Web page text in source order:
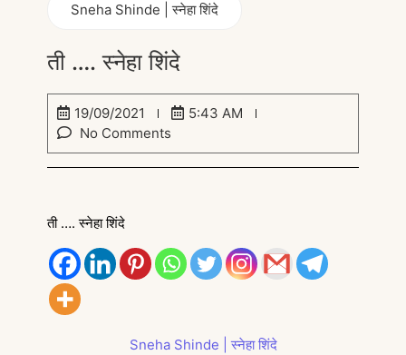
Sneha Shinde | स्नेहा शिंदे
ती …. स्नेहा शिंदे
19/09/2021
5:43 AM
No Comments
ती …. स्नेहा शिंदे
Sneha Shinde | स्नेहा शिंदे